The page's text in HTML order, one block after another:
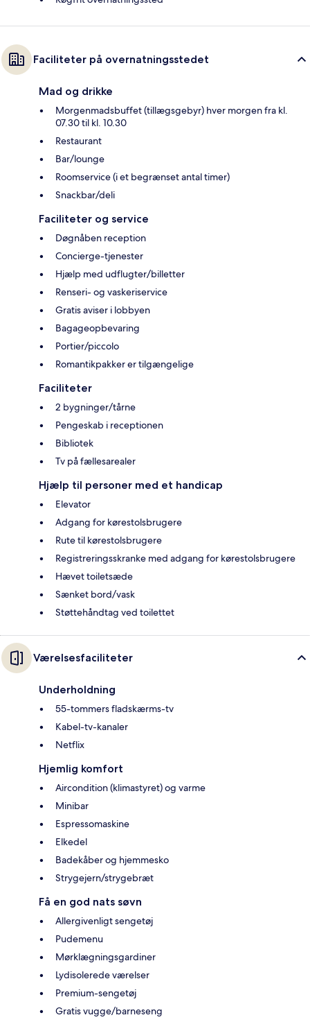
Faciliteter på overnatningsstedet
Mad og drikke
Morgenmadsbuffet (tillægsgebyr) hver morgen fra kl.
07.30 til kl. 10.30
Restaurant
Bar/lounge
Roomservice (i et begrænset antal timer)
Snackbar/deli
Faciliteter og service
Døgnåben reception
Concierge-tjenester
Hjælp med udflugter/billetter
Renseri- og vaskeriservice
Gratis aviser i lobbyen
Bagageopbevaring
Portier/piccolo
Romantikpakker er tilgængelige
Faciliteter
2 bygninger/tårne
Pengeskab i receptionen
Bibliotek
Tv på fællesarealer
Hjælp til personer med et handicap
Elevator
Adgang for kørestolsbrugere
Rute til kørestolsbrugere
Registreringsskranke med adgang for kørestolsbrugere
Hævet toiletsæde
Sænket bord/vask
Støttehåndtag ved toilettet
Værelsesfaciliteter
Underholdning
55-tommers fladskærms-tv
Kabel-tv-kanaler
Netflix
Hjemlig komfort
Aircondition (klimastyret) og varme
Minibar
Espressomaskine
Elkedel
Badekåber og hjemmesko
Strygejern/strygebræt
Få en god nats søvn
Allergivenligt sengetøj
Pudemenu
Mørklægningsgardiner
Lydisolerede værelser
Premium-sengetøj
Gratis vugge/barneseng